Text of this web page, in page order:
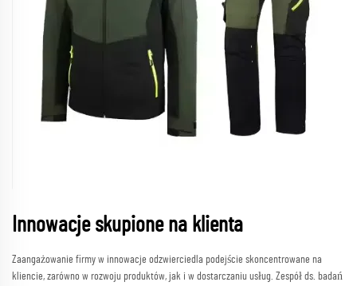
Innowacje skupione na klienta
Zaangażowanie firmy w innowacje odzwierciedla podejście skoncentrowane na
kliencie, zarówno w rozwoju produktów, jak i w dostarczaniu usług. Zespół ds. badań